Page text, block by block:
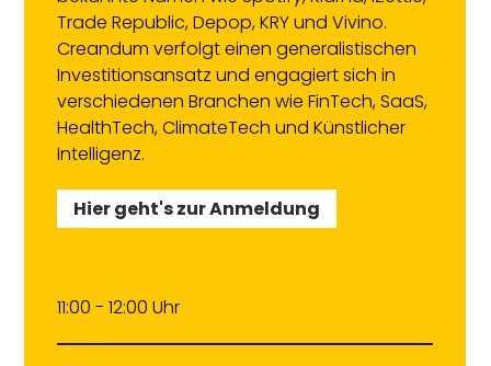
Trade Republic, Depop, KRY und Vivino.
Creandum verfolgt einen generalistischen
Investitionsansatz und engagiert sich in
verschiedenen Branchen wie FinTech, SaaS,
HealthTech, ClimateTech und Künstlicher
Intelligenz.
Hier geht's zur Anmeldung
11:00 - 12:00 Uhr